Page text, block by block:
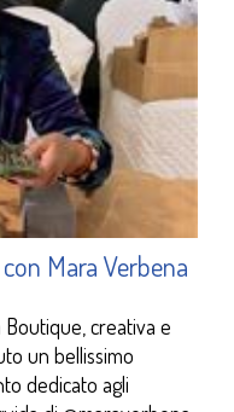
Mara Verbena
Boutique, creativa e
un bellissimo
dedicato agli